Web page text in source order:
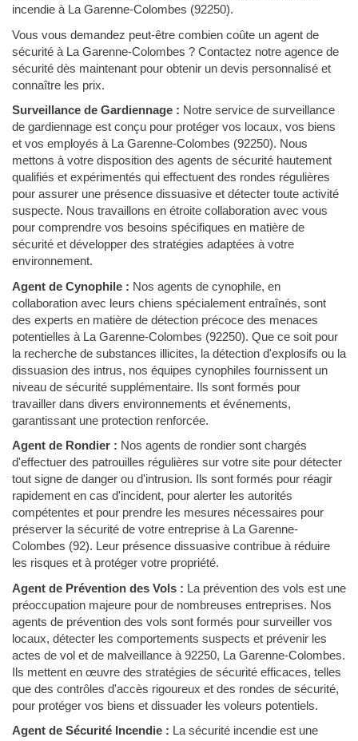
incendie à La Garenne-Colombes (92250).
Vous vous demandez peut-être combien coûte un agent de
sécurité à La Garenne-Colombes ? Contactez notre agence de
sécurité dès maintenant pour obtenir un devis personnalisé et
connaître les prix.
Surveillance de Gardiennage : Notre service de surveillance
de gardiennage est conçu pour protéger vos locaux, vos biens
et vos employés à La Garenne-Colombes (92250). Nous
mettons à votre disposition des agents de sécurité hautement
qualifiés et expérimentés qui effectuent des rondes régulières
pour assurer une présence dissuasive et détecter toute activité
suspecte. Nous travaillons en étroite collaboration avec vous
pour comprendre vos besoins spécifiques en matière de
sécurité et développer des stratégies adaptées à votre
environnement.
Agent de Cynophile : Nos agents de cynophile, en
collaboration avec leurs chiens spécialement entraînés, sont
des experts en matière de détection précoce des menaces
potentielles à La Garenne-Colombes (92250). Que ce soit pour
la recherche de substances illicites, la détection d'explosifs ou la
dissuasion des intrus, nos équipes cynophiles fournissent un
niveau de sécurité supplémentaire. Ils sont formés pour
travailler dans divers environnements et événements,
garantissant une protection renforcée.
Agent de Rondier : Nos agents de rondier sont chargés
d'effectuer des patrouilles régulières sur votre site pour détecter
tout signe de danger ou d'intrusion. Ils sont formés pour réagir
rapidement en cas d'incident, pour alerter les autorités
compétentes et pour prendre les mesures nécessaires pour
préserver la sécurité de votre entreprise à La Garenne-
Colombes (92). Leur présence dissuasive contribue à réduire
les risques et à protéger votre propriété.
Agent de Prévention des Vols : La prévention des vols est une
préoccupation majeure pour de nombreuses entreprises. Nos
agents de prévention des vols sont formés pour surveiller vos
locaux, détecter les comportements suspects et prévenir les
actes de vol et de malveillance à 92250, La Garenne-Colombes.
Ils mettent en œuvre des stratégies de sécurité efficaces, telles
que des contrôles d'accès rigoureux et des rondes de sécurité,
pour protéger vos biens et dissuader les voleurs potentiels.
Agent de Sécurité Incendie : La sécurité incendie est une